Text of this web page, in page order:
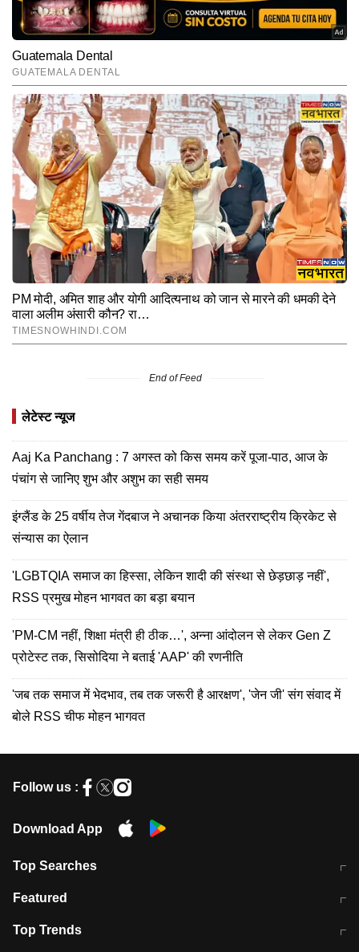
End of Feed
लेटेस्ट न्यूज
Aaj Ka Panchang : 7 अगस्त को किस समय करें पूजा-पाठ, आज के
पंचांग से जानिए शुभ और अशुभ का सही समय
इंग्लैंड के 25 वर्षीय तेज गेंदबाज ने अचानक किया अंतरराष्ट्रीय क्रिकेट से
संन्यास का ऐलान
'LGBTQIA समाज का हिस्सा, लेकिन शादी की संस्था से छेड़छाड़ नहीं',
RSS प्रमुख मोहन भागवत का बड़ा बयान
'PM-CM नहीं, शिक्षा मंत्री ही ठीक…', अन्ना आंदोलन से लेकर Gen Z
प्रोटेस्ट तक, सिसोदिया ने बताई 'AAP' की रणनीति
'जब तक समाज में भेदभाव, तब तक जरूरी है आरक्षण', 'जेन जी' संग संवाद में
बोले RSS चीफ मोहन भागवत
Follow us :
Download App
Top Searches
मुंबई में लगे 'जेन जी' के पोस्टर, लिखा- 'मैं
Featured
10 अगस्त को विधानसभा का घेराव करेंगे
Top Trends